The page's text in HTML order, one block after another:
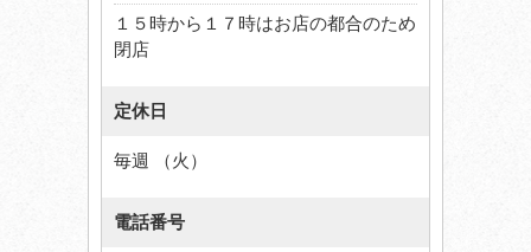
１５時から１７時はお店の都合のため
閉店
定休日
毎週 （火）
電話番号